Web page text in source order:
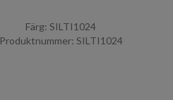
Färg: SILTI1024
Produktnummer: SILTI1024